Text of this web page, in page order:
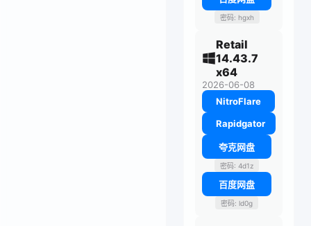
密码: hgxh
Retail
14.43.7
x64
2026-06-08
NitroFlare
Rapidgator
夸克网盘
密码: 4d1z
百度网盘
密码: ld0g